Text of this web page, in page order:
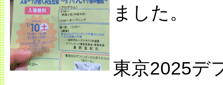
ました。
東京2025デ